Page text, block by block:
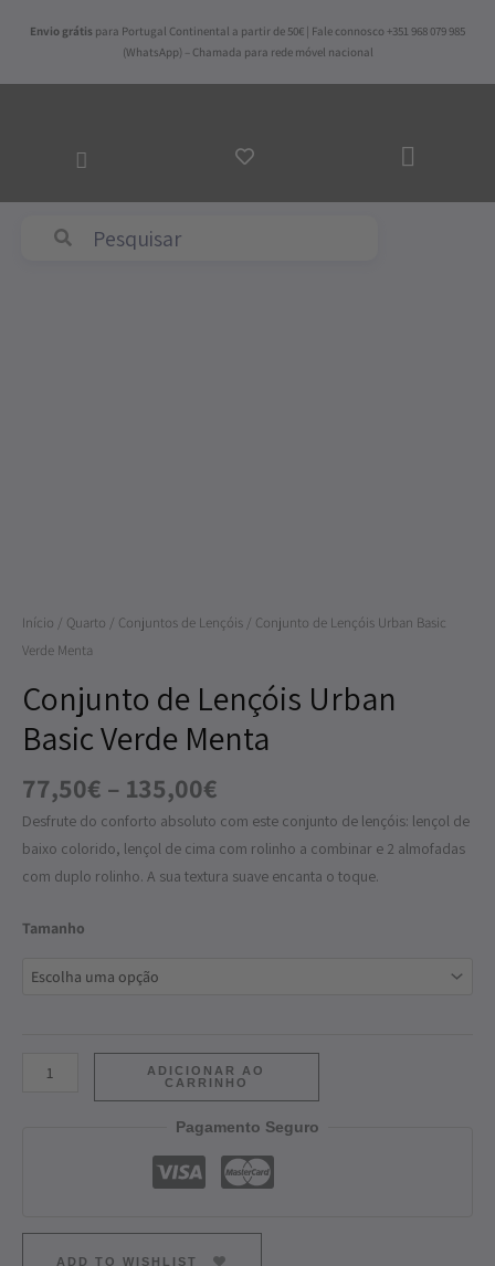
Envio grátis para Portugal Continental a partir de 50€ | Fale connosco +351 968 079 985
(WhatsApp) – Chamada para rede móvel nacional
AO
Início / Quarto / Conjuntos de Lençóis / Conjunto de Lençóis Urban Basic
Verde Menta
Conjunto de Lençóis Urban
Basic Verde Menta
77,50€ – 135,00€
Desfrute do conforto absoluto com este conjunto de lençóis: lençol de
baixo colorido, lençol de cima com rolinho a combinar e 2 almofadas
com duplo rolinho. A sua textura suave encanta o toque.
Tamanho
ADICIONAR AO
CARRINHO
Pagamento Seguro
ADD TO WISHLIST